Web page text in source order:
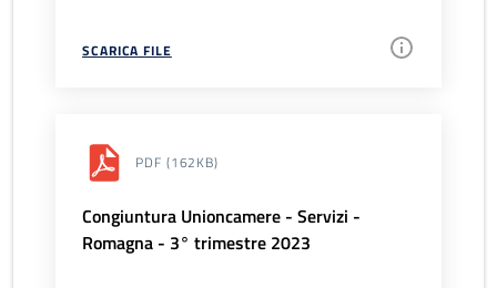
SCARICA FILE
PDF (162KB)
Congiuntura Unioncamere - Servizi -
Romagna - 3° trimestre 2023